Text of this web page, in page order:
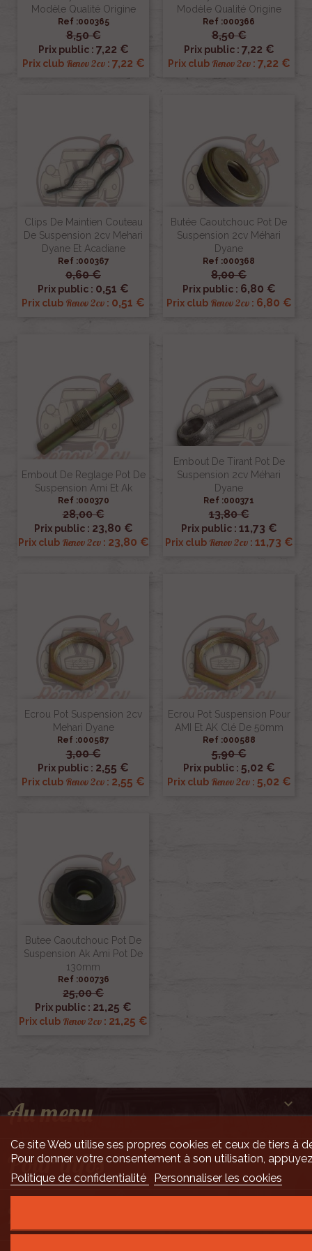
Modèle Qualité Origine
Ref :000365
8,50 €
Prix public : 7,22 €
Prix club Renov 2cv: 7,22 €
Modèle Qualité Origine
Ref :000366
8,50 €
Prix public : 7,22 €
Prix club Renov 2cv: 7,22 €
Clips De Maintien Couteau
De Suspension 2cv Mehari
Dyane Et Acadiane
Ref :000367
0,60 €
Prix public : 0,51 €
Prix club Renov 2cv : 0,51 €
Butée Caoutchouc Pot De
Suspension 2cv Méhari
Dyane
Ref :000368
8,00 €
Prix public : 6,80 €
Prix club Renov 2cv: 6,80 €
Embout De Reglage Pot De
Suspension Ami Et Ak
Ref :000370
28,00 €
Prix public : 23,80 €
Prix club Renov 2cv: 23,80 €
Embout De Tirant Pot De
Suspension 2cv Méhari
Dyane
Ref :000371
13,80 €
Prix public : 11,73 €
Prix club Renov 2cv: 11,73 €
Ecrou Pot Suspension 2cv
Mehari Dyane
Ref :000587
3,00 €
Prix public : 2,55 €
Prix club Renov 2cv : 2,55 €
Ecrou Pot Suspension Pour
AMI Et AK Clé De 50mm
Ref :000588
5,90 €
Prix public : 5,02 €
Prix club Renov 2cv: 5,02 €
Butee Caoutchouc Pot De
Suspension Ak Ami Pot De
130mm
Ref :000736
25,00 €
Prix public : 21,25 €
Prix club Renov 2cv : 21,25 €
Au menu 
Pour infos 
Ce site Web utilise ses propres cookies et ceux de tiers à
Pour donner votre consentement à son utilisation,
Politique de confidentialité
Personnaliser les cookies